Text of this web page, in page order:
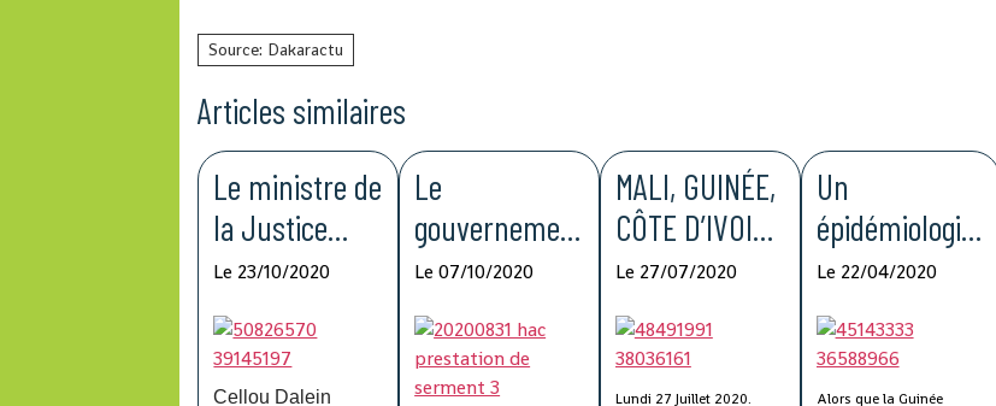
Source: Dakaractu
Articles similaires
Le ministre de
la Justice
donne les
raisons de la
séquestration
de Cellou
Le 23/10/2020
Cellou Dalein
Le
gouvernemen
t ne devrait
pas intervenir
dans la
gouvernance
Le 07/10/2020
MALI, GUINÉE,
CÔTE D’IVOIRE
: Destins
croisés
Le 27/07/2020
Lundi 27 Juillet 2020.
Un
épidémiologist
e demande au
gouvernemen
t d'essayer
l'artémisia
Le 22/04/2020
Alors que la Guinée